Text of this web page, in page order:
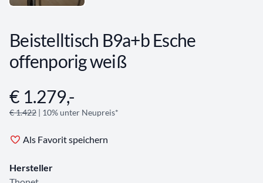
Beistelltisch B9a+b Esche
offenporig weiß
Angebotsinformationen
€ 1.279,-
€ 1.422 | 10% unter Neupreis*
Als Favorit speichern
Hersteller